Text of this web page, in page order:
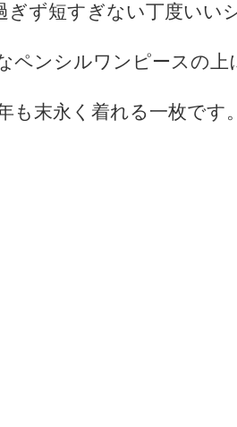
ず短すぎない丁度いい
ペンシルワンピースの上
末永く着れる一枚です。